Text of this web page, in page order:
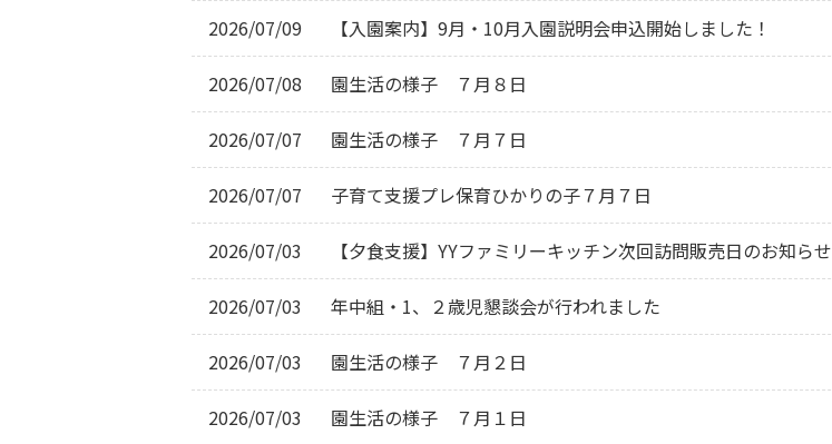
2026/07/09 【入園案内】9月・10月入園説明会申込開始しました！
2026/07/08 園生活の様子　７月８日
2026/07/07 園生活の様子　７月７日
2026/07/07 子育て支援プレ保育ひかりの子７月７日
2026/07/03 【夕食支援】YYファミリーキッチン次回訪問販売日のお知らせ
2026/07/03 年中組・1、２歳児懇談会が行われました
2026/07/03 園生活の様子　７月２日
2026/07/03 園生活の様子　７月１日